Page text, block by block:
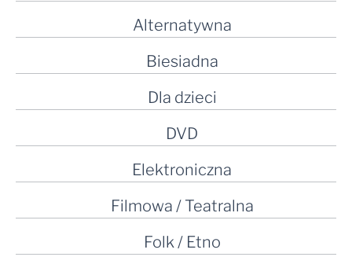
Alternatywna
Biesiadna
Dla dzieci
DVD
Elektroniczna
Filmowa / Teatralna
Folk / Etno